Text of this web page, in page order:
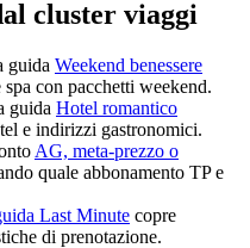
cluster viaggi
guida Weekend benessere
con pacchetti weekend.
guida Hotel romantico
e indirizzi gastronomici.
AG, meta-prezzo o
quale abbonamento TP e
Last Minute copre
di prenotazione.